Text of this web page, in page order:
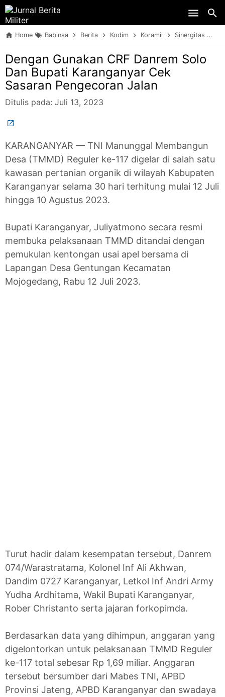
Home Babinsa Berita Kodim Koramil Sinergitas
Dengan Gunakan CRF Danrem Solo
Dan Bupati Karanganyar Cek
Sasaran Pengecoran Jalan
Ditulis pada: Juli 13, 2023
KARANGANYAR — TNI Manunggal Membangun
Desa (TMMD) Reguler ke-117 digelar di salah satu
kawasan pertanian organik di wilayah Kabupaten
Karanganyar selama 30 hari terhitung mulai 12 Juli
hingga 10 Agustus 2023.
Bupati Karanganyar, Juliyatmono secara resmi
membuka pelaksanaan TMMD ditandai dengan
pemukulan kentongan usai apel bersama di
Lapangan Desa Gentungan Kecamatan
Mojogedang, Rabu 12 Juli 2023.
Turut hadir dalam kesempatan tersebut, Danrem
074/Warastratama, Kolonel Inf Ali Akhwan,
Dandim 0727 Karanganyar, Letkol Inf Andri Army
Yudha Ardhitama, Wakil Bupati Karanganyar,
Rober Christanto serta jajaran forkopimda.
Berdasarkan data yang dihimpun, anggaran yang
digelontorkan untuk pelaksanaan TMMD Reguler
ke-117 total sebesar Rp 1,69 miliar. Anggaran
tersebut bersumber dari Mabes TNI, APBD
Provinsi Jateng, APBD Karanganyar dan swadaya